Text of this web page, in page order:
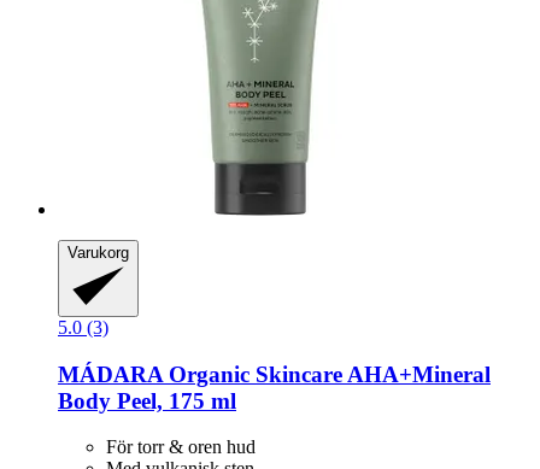
Varukorg
5.0 (3)
MÁDARA Organic Skincare AHA+Mineral
Body Peel, 175 ml
För torr & oren hud